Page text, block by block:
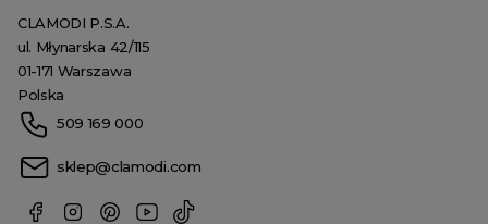
CLAMODI P.S.A.
ul. Młynarska 42/115
01-171 Warszawa
Polska
509 169 000
sklep@clamodi.com